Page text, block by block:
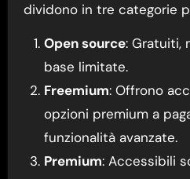
dividono in tre categorie
Open source: Gratuiti,
base limitate.
Freemium: Offrono
opzioni premium a
funzionalità avanzate.
Premium: Accessibili